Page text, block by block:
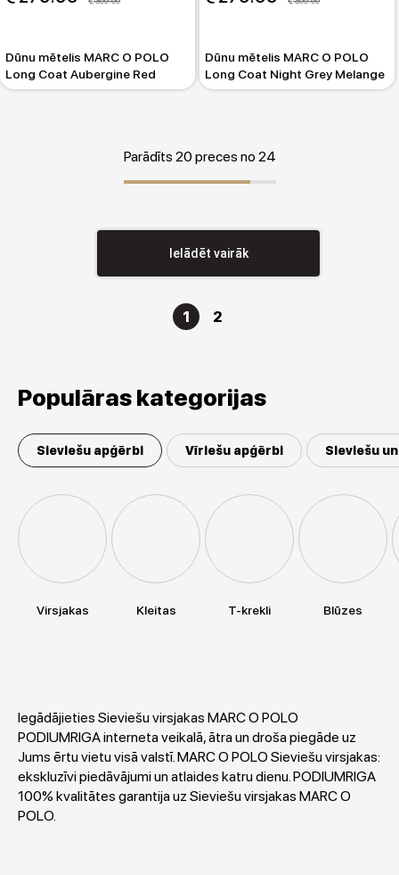
Dūnu mētelis MARC O POLO
Long Coat Aubergine Red
Dūnu mētelis MARC O POLO
Long Coat Night Grey Melange
Parādīts 20 preces no 24
Ielādēt vairāk
1 2
Populāras kategorijas
Sieviešu apģērbi Vīriešu apģērbi Sieviešu
Virsjakas Kleitas T-krekli Blūzes
Iegādājieties Sieviešu virsjakas MARC O POLO
PODIUMRIGA interneta veikalā, ātra un droša piegāde uz
Jums ērtu vietu visā valstī. MARC O POLO Sieviešu virsjakas:
ekskluzīvi piedāvājumi un atlaides katru dienu. PODIUMRIGA
100% kvalitātes garantija uz Sieviešu virsjakas MARC O
POLO.